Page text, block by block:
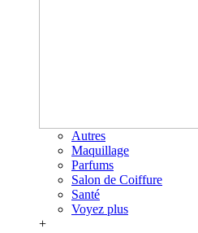
Autres
Maquillage
Parfums
Salon de Coiffure
Santé
Voyez plus
+